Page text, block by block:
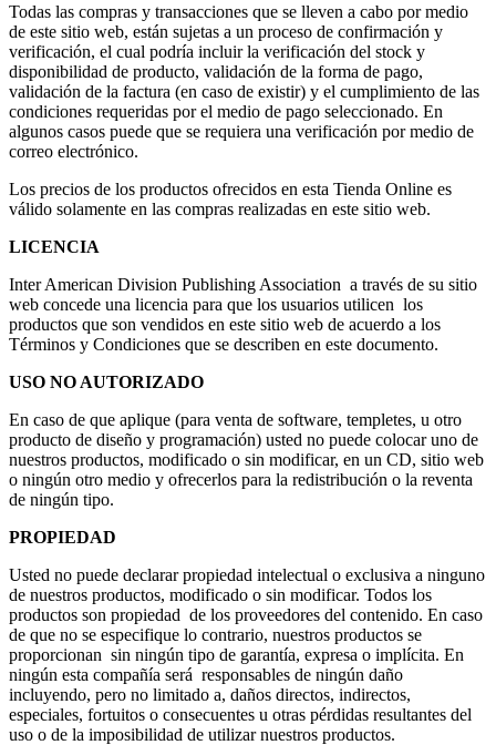
Todas las compras y transacciones que se lleven a cabo por medio
de este sitio web, están sujetas a un proceso de confirmación y
verificación, el cual podría incluir la verificación del stock y
disponibilidad de producto, validación de la forma de pago,
validación de la factura (en caso de existir) y el cumplimiento de las
condiciones requeridas por el medio de pago seleccionado. En
algunos casos puede que se requiera una verificación por medio de
correo electrónico.
Los precios de los productos ofrecidos en esta Tienda Online es
válido solamente en las compras realizadas en este sitio web.
LICENCIA
Inter American Division Publishing Association a través de su sitio
web concede una licencia para que los usuarios utilicen los
productos que son vendidos en este sitio web de acuerdo a los
Términos y Condiciones que se describen en este documento.
USO NO AUTORIZADO
En caso de que aplique (para venta de software, templetes, u otro
producto de diseño y programación) usted no puede colocar uno de
nuestros productos, modificado o sin modificar, en un CD, sitio web
o ningún otro medio y ofrecerlos para la redistribución o la reventa
de ningún tipo.
PROPIEDAD
Usted no puede declarar propiedad intelectual o exclusiva a ninguno
de nuestros productos, modificado o sin modificar. Todos los
productos son propiedad de los proveedores del contenido. En caso
de que no se especifique lo contrario, nuestros productos se
proporcionan sin ningún tipo de garantía, expresa o implícita. En
ningún esta compañía será responsables de ningún daño
incluyendo, pero no limitado a, daños directos, indirectos,
especiales, fortuitos o consecuentes u otras pérdidas resultantes del
uso o de la imposibilidad de utilizar nuestros productos.